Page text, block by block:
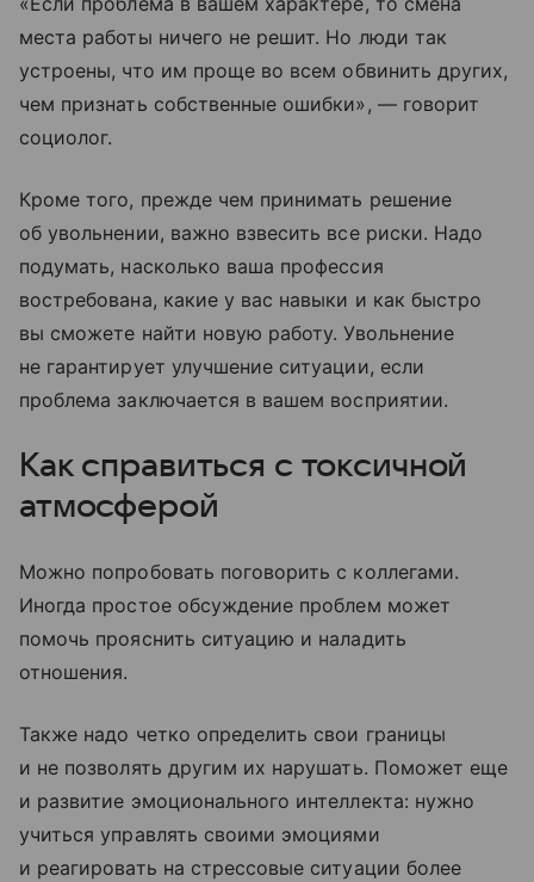
места работы ничего не решит. Но люди так
устроены, что им проще во всем обвинить других,
чем признать собственные ошибки», — говорит
социолог.
Кроме того, прежде чем принимать решение
об увольнении, важно взвесить все риски. Надо
подумать, насколько ваша профессия
востребована, какие у вас навыки и как быстро
вы сможете найти новую работу. Увольнение
не гарантирует улучшение ситуации, если
проблема заключается в вашем восприятии.
Как справиться с токсичной
атмосферой
Можно попробовать поговорить с коллегами.
Иногда простое обсуждение проблем может
помочь прояснить ситуацию и наладить
отношения.
Также надо четко определить свои границы
и не позволять другим их нарушать. Поможет еще
и развитие эмоционального интеллекта: нужно
учиться управлять своими эмоциями
и реагировать на стрессовые ситуации более